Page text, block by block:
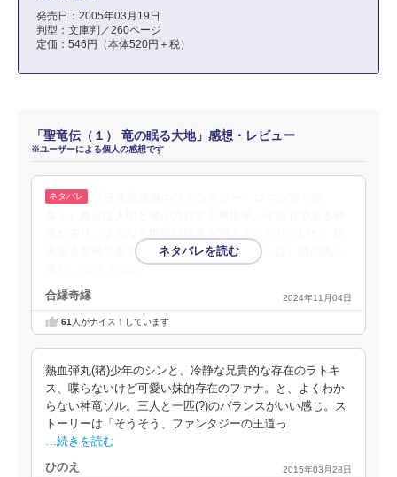
発売日：2005年03月19日
判型：文庫判／260ページ
定価：546円（本体520円＋税）
「聖竜伝（１） 竜の眠る大地」感想・レビュー
※ユーザーによる個人の感想です
末迫る世界であてもない旅を続けていたシンは、謎の黒い
合縁奇縁 2024年11月04日
61 人がナイス！しています
熱血弾丸(猪)少年のシンと、冷静な兄貴的な存在のラトキ
ス、喋らないけど可愛い妹的存在のファナ。と、よくわか
らない神竜ソル。三人と一匹(?)のバランスがいい感じ。ス
トーリーは「そうそう、ファンタジーの王道っ
…続きを読む
ひのえ 2015年03月28日